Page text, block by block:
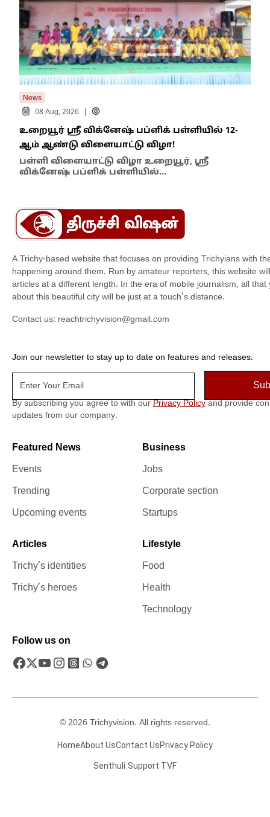
News
08 Aug, 2026
உறையூர் ஸ்ரீ விக்னேஷ் பப்ளிக் பள்ளியில் 12-
ஆம் ஆண்டு விளையாட்டு விழா!
பள்ளி விளையாட்டு விழா உறையூர், ஸ்ரீ
விக்னேஷ் பப்ளிக் பள்ளியில்…
A Trichy-based website that focuses on providing Trichyians with
happening around them. Run by amateur reporters, this website
articles at a different length. In the era of mobile journalism, all that
about this beautiful city will be just at a touch's distance.
Contact us: reachtrichyvision@gmail.com
Join our newsletter to stay up to date on features and releases.
By subscribing you agree to with our Privacy Policy and provide
updates from our company.
Featured News
Events
Trending
Upcoming events
Business
Jobs
Corporate section
Startups
Articles
Trichy’s identities
Trichy’s heroes
Lifestyle
Food
Health
Technology
Follow us on
© 2026 Trichyvision. All rights reserved.
HomeAbout UsContact UsPrivacy Policy
Senthuli Support TVF